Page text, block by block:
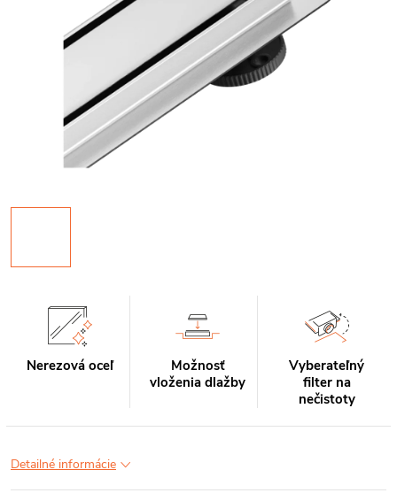
Nerezová oceľ
Možnosť
vloženia dlažby
Vyberateľný
filter na
nečistoty
Detailné informácie